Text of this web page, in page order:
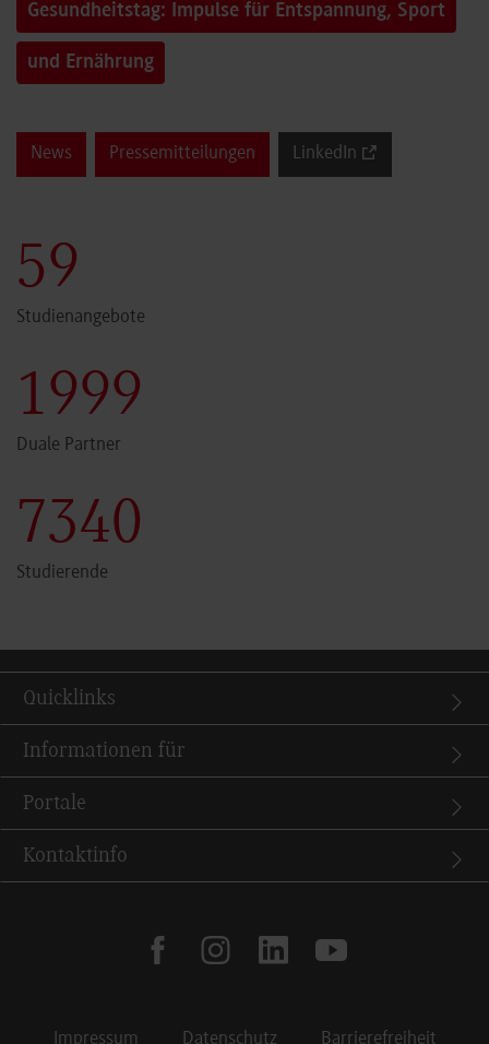
Gesundheitstag: Impulse für Entspannung, Sport
und Ernährung
News Pressemitteilungen LinkedIn
60
Studienangebote
2000
Duale Partner
7341
Studierende
Quicklinks
Informationen für
Portale
Kontaktinfo
facebookinstagramlinkedin youtube